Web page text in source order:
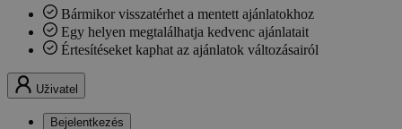
Bármikor visszatérhet a mentett ajánlatokhoz
Egy helyen megtalálhatja kedvenc ajánlatait
Értesítéseket kaphat az ajánlatok változásairól
Uživatel
Bejelentkezés